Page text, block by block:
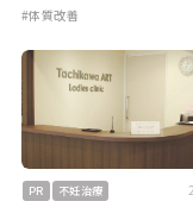
#体質改善
PR 不妊治療